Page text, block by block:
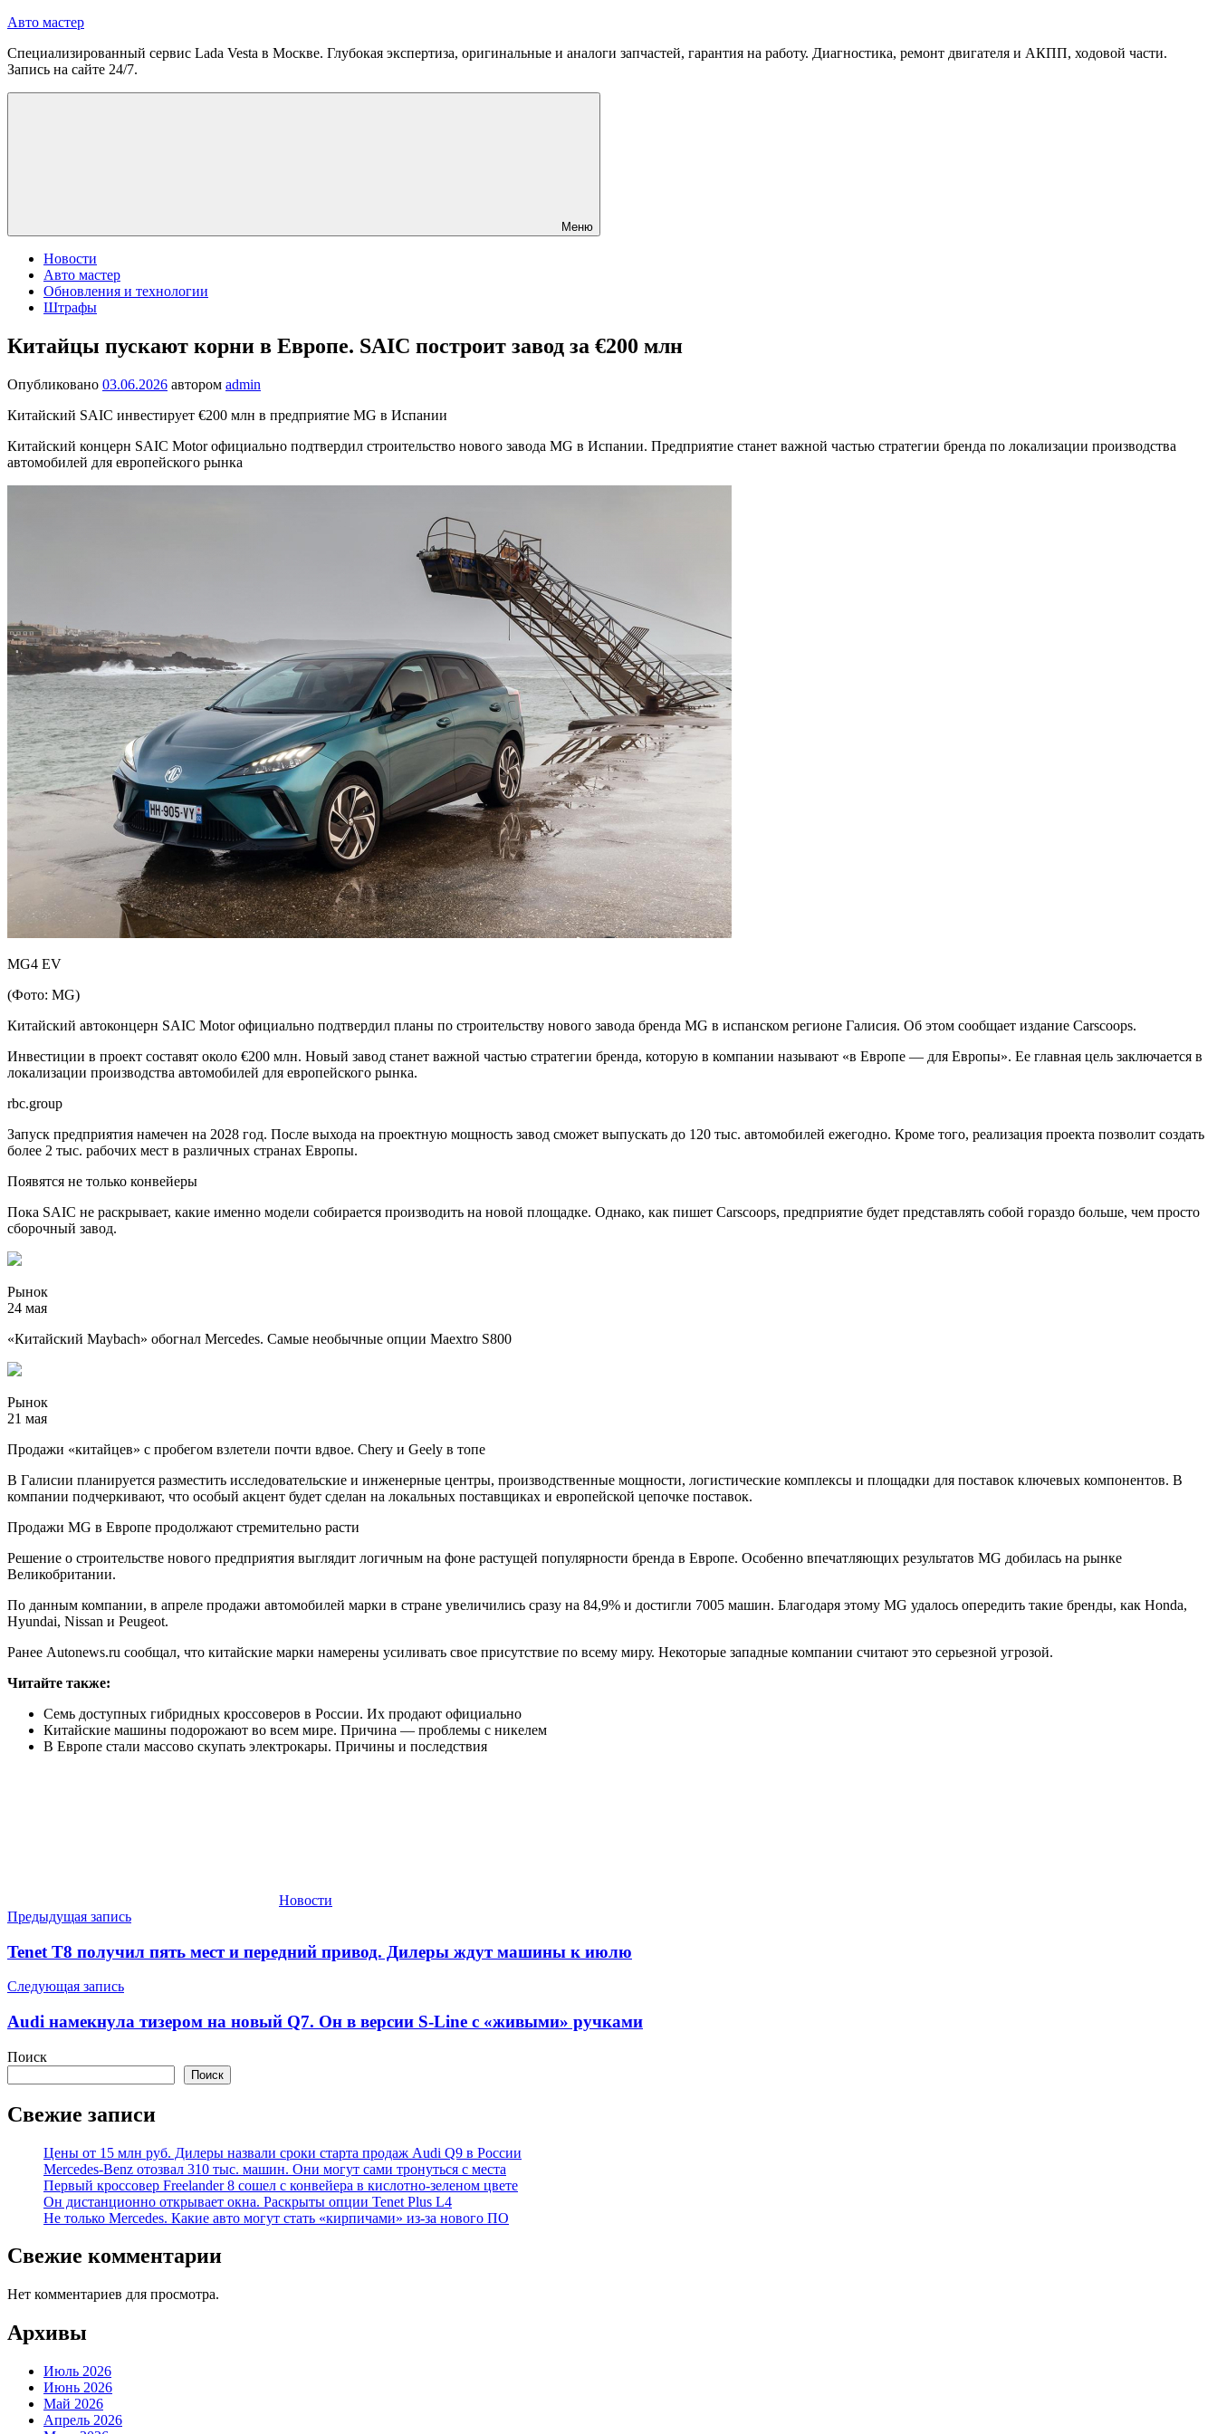
Перейти
содержимому
Авто мастер
Специализированный сервис Lada Vesta в Москве. Глубокая экспертиза, оригинальные и аналоги запчастей, гарантия на работу. Диагностика, ремонт двигателя и АКПП, ходовой части.
Запись на сайте 24/7.
Меню
Новости
Авто мастер
Обновления и технологии
Штрафы
Китайцы пускают корни в Европе. SAIC построит завод за €200 млн
Опубликовано 03.06.2026 автором admin
Китайский SAIC инвестирует €200 млн в предприятие MG в Испании
Китайский концерн SAIC Motor официально подтвердил строительство нового завода MG в Испании. Предприятие станет важной частью стратегии бренда по локализации производства
автомобилей для европейского рынка
MG4 EV
(Фото: MG)
Китайский автоконцерн SAIC Motor официально подтвердил планы по строительству нового завода бренда MG в испанском регионе Галисия. Об этом сообщает издание Carscoops.
Инвестиции в проект составят около €200 млн. Новый завод станет важной частью стратегии бренда, которую в компании называют «в Европе — для Европы». Ее главная цель заключается в
локализации производства автомобилей для европейского рынка.
rbc.group
Запуск предприятия намечен на 2028 год. После выхода на проектную мощность завод сможет выпускать до 120 тыс. автомобилей ежегодно. Кроме того, реализация проекта позволит создать
более 2 тыс. рабочих мест в различных странах Европы.
Появятся не только конвейеры
Пока SAIC не раскрывает, какие именно модели собирается производить на новой площадке. Однако, как пишет Carscoops, предприятие будет представлять собой гораздо больше, чем просто
сборочный завод.
Рынок
24 мая
«Китайский Maybach» обогнал Mercedes. Самые необычные опции Maextro S800
Рынок
21 мая
Продажи «китайцев» с пробегом взлетели почти вдвое. Chery и Geely в топе
В Галисии планируется разместить исследовательские и инженерные центры, производственные мощности, логистические комплексы и площадки для поставок ключевых компонентов. В
компании подчеркивают, что особый акцент будет сделан на локальных поставщиках и европейской цепочке поставок.
Продажи MG в Европе продолжают стремительно расти
Решение о строительстве нового предприятия выглядит логичным на фоне растущей популярности бренда в Европе. Особенно впечатляющих результатов MG добилась на рынке
Великобритании.
По данным компании, в апреле продажи автомобилей марки в стране увеличились сразу на 84,9% и достигли 7005 машин. Благодаря этому MG удалось опередить такие бренды, как Honda,
Hyundai, Nissan и Peugeot.
Ранее Autonews.ru сообщал, что китайские марки намерены усиливать свое присутствие по всему миру. Некоторые западные компании считают это серьезной угрозой.
Читайте также:
Семь доступных гибридных кроссоверов в России. Их продают официально
Китайские машины подорожают во всем мире. Причина — проблемы с никелем
В Европе стали массово скупать электрокары. Причины и последствия
Новости
Навигация
по
Предыдущая запись
Tenet T8 получил пять мест и передний привод. Дилеры ждут машины к июлю
Следующая запись
Audi намекнула тизером на новый Q7. Он в версии S-Line с «живыми» ручками
Поиск
Поиск
Свежие записи
Цены от 15 млн руб. Дилеры назвали сроки старта продаж Audi Q9 в России
Mercedes-Benz отозвал 310 тыс. машин. Они могут сами тронуться с места
Первый кроссовер Freelander 8 сошел с конвейера в кислотно-зеленом цвете
Он дистанционно открывает окна. Раскрыты опции Tenet Plus L4
Не только Mercedes. Какие авто могут стать «кирпичами» из-за нового ПО
Свежие комментарии
Нет комментариев для просмотра.
Архивы
Июль 2026
Июнь 2026
Май 2026
Апрель 2026